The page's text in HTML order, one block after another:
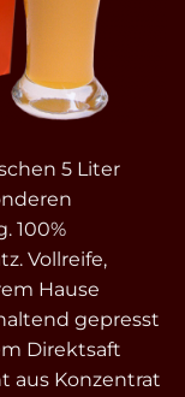
5 Liter
100%
Vollreife,
Hause
gepresst
Direktsaft
aus Konzentrat